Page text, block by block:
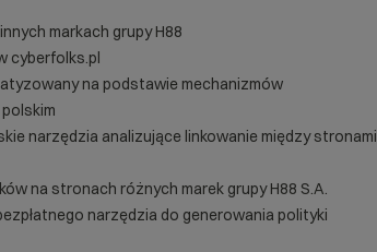
markach grupy H88
cyberfolks.pl
na podstawie mechanizmów
narzędzia analizujące linkowanie między stronami
na stronach różnych marek grupy H88 S.A.
narzędzia do generowania polityki